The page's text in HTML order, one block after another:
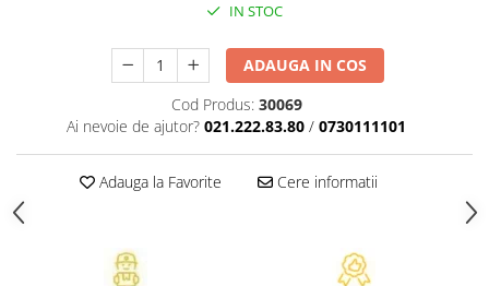
Literatura si fictiune
Povesti pentru copii
Dictionare si enciclopedii
Atlase
Dictionare de limba romana
IN STOC
ADAUGA IN COS
Cod Produs: 30069
Ai nevoie de ajutor? 021.222.83.80 / 0730111101
Adauga la Favorite Cere informatii